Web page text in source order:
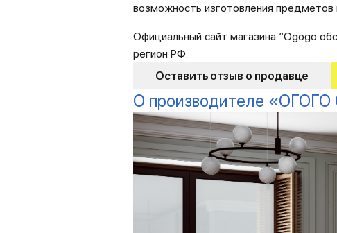
Оставить отзыв о продавце
возможность изготовления предметов
Официальный сайт магазина “Ogogo
регион РФ.
О производителе «ОГОГО